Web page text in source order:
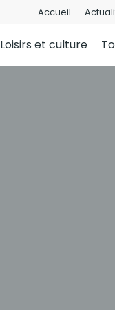
Accueil
Loisirs et culture